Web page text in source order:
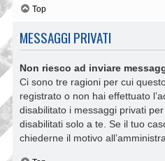
Top
MESSAGGI PRIVATI
Non riesco ad inviare
Ci sono tre ragioni per cui
registrato o non hai effettuato
disabilitato i messaggi privati
disabilitati solo a te. Se il tuo
chiederne il motivo